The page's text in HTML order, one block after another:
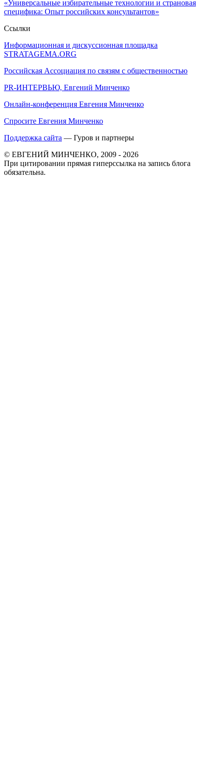
«Универсальные избирательные технологии и страновая
специфика: Опыт российских консультантов»
Ссылки
Информационная и дискуссионная площадка
STRATAGEMA.ORG
Российская Ассоциация по связям с общественностью
PR-ИНТЕРВЬЮ, Евгений Минченко
Онлайн-конференция Евгения Минченко
Спросите Евгения Минченко
Поддержка сайта — Гуров и партнеры
© ЕВГЕНИЙ МИНЧЕНКО, 2009 - 2026
При цитировании прямая гиперссылка на запись блога
обязательна.